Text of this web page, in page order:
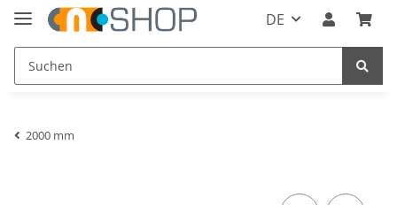
DE
2000 mm